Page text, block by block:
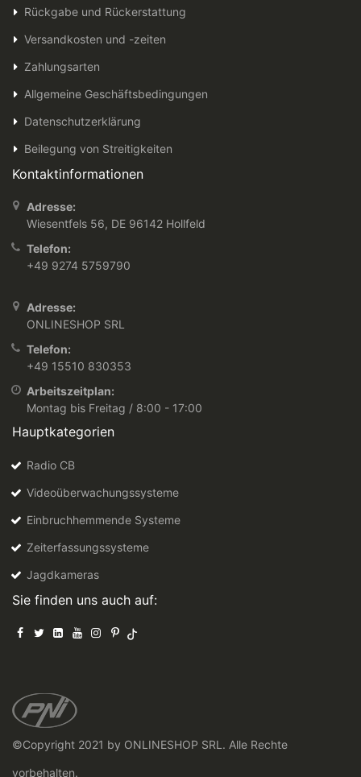
Rückgabe und Rückerstattung
Versandkosten und -zeiten
Zahlungsarten
Allgemeine Geschäftsbedingungen
Datenschutzerklärung
Beilegung von Streitigkeiten
Kontaktinformationen
Adresse:
Wiesentfels 56, DE 96142 Hollfeld
Telefon:
+49 9274 5759790
Adresse:
ONLINESHOP SRL
Telefon:
+49 15510 830353
Arbeitszeitplan:
Montag bis Freitag / 8:00 - 17:00
Hauptkategorien
Radio CB
Videoüberwachungssysteme
Einbruchhemmende Systeme
Zeiterfassungssysteme
Jagdkameras
Sie finden uns auch auf:
©Copyright 2021 by ONLINESHOP SRL. Alle Rechte
vorbehalten.